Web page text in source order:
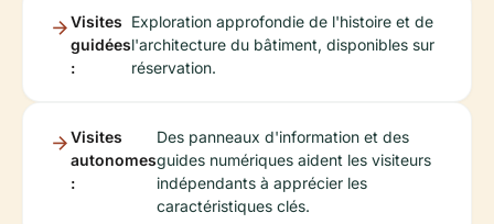
Visites
guidées
:
Exploration approfondie de l'histoire et de
l'architecture du bâtiment, disponibles sur
réservation.
Visites
autonomes
:
Des panneaux d'information et des
guides numériques aident les visiteurs
indépendants à apprécier les
caractéristiques clés.